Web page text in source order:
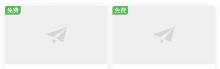
《Farming Simulator 25》进行了全面的技术升级，让你能
Engine 10，在画质上有了显著提升，细腻的画面将农场的
每一处细节都展现得淋漓尽致；同时，物理效果也更加逼
免费 免费